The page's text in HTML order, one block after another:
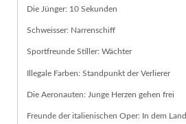
Die Jünger: 10 Sekunden
Schweisser: Narrenschiff
Sportfreunde Stiller: Wächter
Illegale Farben: Standpunkt der Verlierer
Die Aeronauten: Junge Herzen gehen frei
Freunde der italienischen Oper: In dem Land